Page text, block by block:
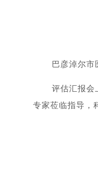
巴彦淖尔
评估汇报会
专家莅临指导，